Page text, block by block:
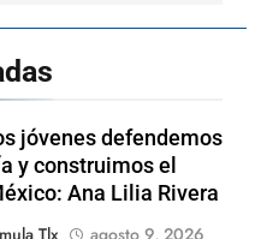
jóvenes defendemos
y construimos el
Ana Lilia Rivera
Tlx
agosto 9, 2026